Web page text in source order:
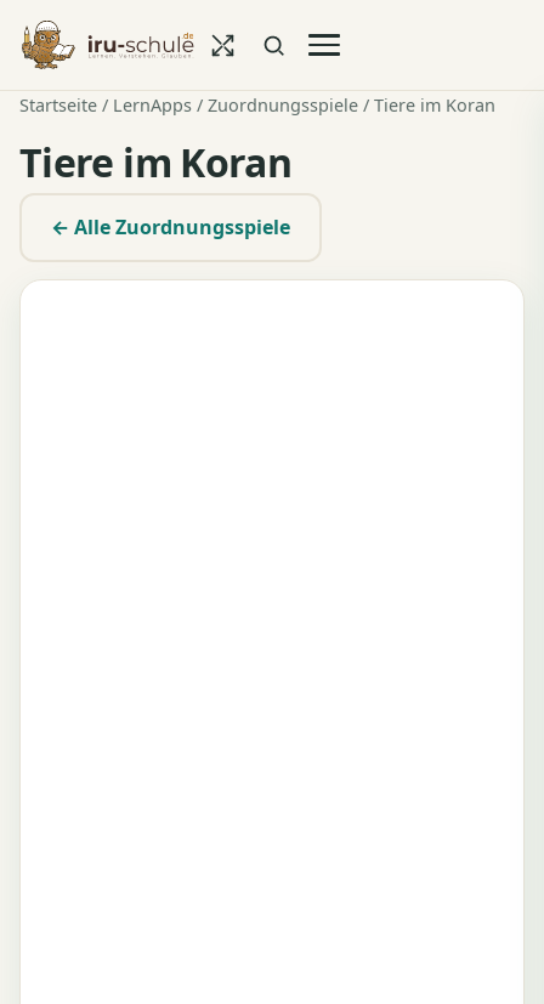
Startseite / LernApps / Zuordnungsspiele / Tiere im Koran
Tiere im Koran
← Alle Zuordnungsspiele